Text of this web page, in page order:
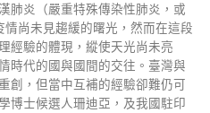
肺炎（嚴重特殊傳染性肺炎，或
尚未見趨緩的曙光，然而在這段
經驗的體現，縱使天光尚未亮
時代的國與國間的交往。臺灣與
創，但當中互補的經驗卻難仍可
博士候選人珊迪亞，及我國駐印